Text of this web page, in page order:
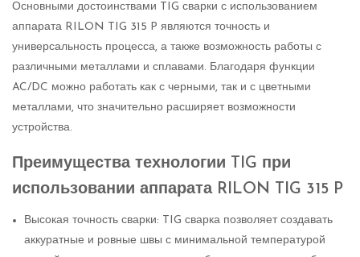
Основными достоинствами TIG сварки с использованием
аппарата RILON TIG 315 P являются точность и
универсальность процесса, а также возможность работы с
различными металлами и сплавами. Благодаря функции
AC/DC можно работать как с черными, так и с цветными
металлами, что значительно расширяет возможности
устройства.
Преимущества технологии TIG при
использовании аппарата RILON TIG 315 P
Высокая точность сварки: TIG сварка позволяет создавать
аккуратные и ровные швы с минимальной температурой